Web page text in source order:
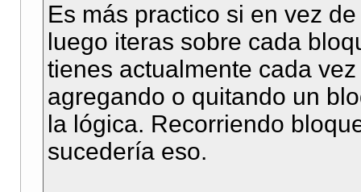
Es más practico si en vez
luego iteras sobre cada
tienes actualmente cada
agregando o quitando un
la lógica. Recorriendo
sucedería eso.